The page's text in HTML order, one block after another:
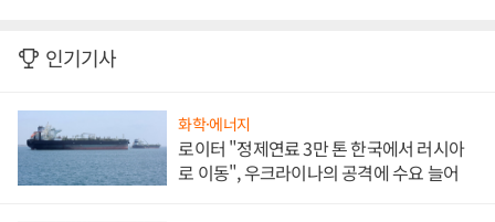
인기기사
화학·에너지
로이터 "정제연료 3만 톤 한국에서 러시아
로 이동", 우크라이나의 공격에 수요 늘어